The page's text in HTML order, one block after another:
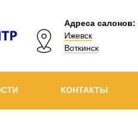
Адреса салонов:
Ижевск
Воткинск
КОНТАКТЫ